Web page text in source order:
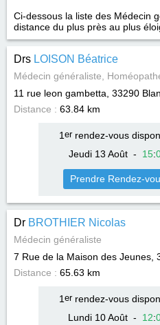
Ci-dessous la liste des Médecin
distance du plus près au plus
Drs LOISON Béatrice
Médecin généraliste,
11 rue leon gambetta, 33290
Distance : 63.84 km
1 errendez-vous
Jeudi 13 Août- 15:
Prendre Rendez-
Dr BROTHIER Nicolas
Médecin généraliste
7 Rue de la Maison des Jeunes,
Distance : 65.63 km
1 errendez-vous
Lundi 10 Août - 12: